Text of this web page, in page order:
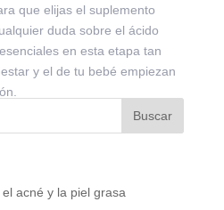
que elijas el suplemento
duda sobre el ácido
en esta etapa tan
y el de tu bebé empiezan
acné y la piel grasa